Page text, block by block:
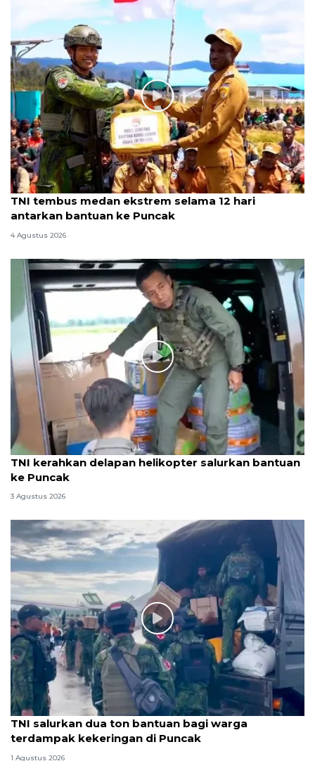
TNI tembus medan ekstrem selama 12 hari
antarkan bantuan ke Puncak
4 Agustus 2026
TNI kerahkan delapan helikopter salurkan bantuan
ke Puncak
3 Agustus 2026
TNI salurkan dua ton bantuan bagi warga
terdampak kekeringan di Puncak
1 Agustus 2026